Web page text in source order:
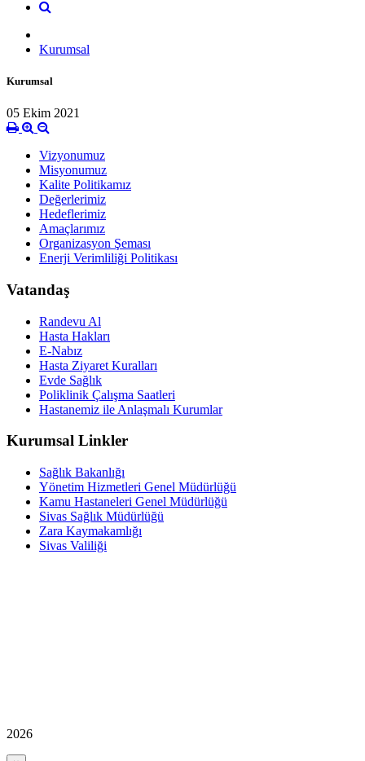
Kurumsal
Kurumsal
05 Ekim 2021
Vizyonumuz
Misyonumuz
Kalite Politikamız
Değerlerimiz
Hedeflerimiz
Amaçlarımız
Organizasyon Şeması
Enerji Verimliliği Politikası
Vatandaş
Randevu Al
Hasta Hakları
E-Nabız
Hasta Ziyaret Kuralları
Evde Sağlık
Poliklinik Çalışma Saatleri
Hastanemiz ile Anlaşmalı Kurumlar
Kurumsal Linkler
Sağlık Bakanlığı
Yönetim Hizmetleri Genel Müdürlüğü
Kamu Hastaneleri Genel Müdürlüğü
Sivas Sağlık Müdürlüğü
Zara Kaymakamlığı
Sivas Valiliği
2026